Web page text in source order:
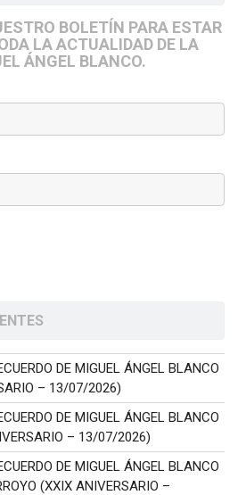
BOLETÍN PARA ESTAR
LA ACTUALIDAD DE LA
ÁNGEL BLANCO.
DE MIGUEL ÁNGEL BLANCO
– 13/07/2026)
DE MIGUEL ÁNGEL BLANCO
– 13/07/2026)
DE MIGUEL ÁNGEL BLANCO
(XXIX ANIVERSARIO –